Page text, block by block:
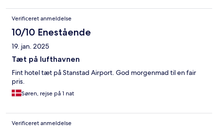
Verificeret anmeldelse
10/10 Enestående
19. jan. 2025
Tæt på lufthavnen
Fint hotel tæt på Stanstad Airport. God morgenmad til en fair
pris.
Søren, rejse på 1 nat
Verificeret anmeldelse